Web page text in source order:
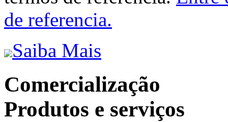
de referencia.
Saiba Mais
Comercialização
Produtos e serviços